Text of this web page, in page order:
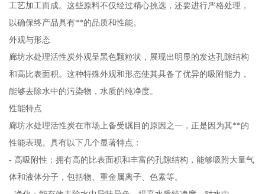
工艺加工而成。这些原料不仅经过精心挑选，还要进行严格处理，
以确保终产品具有**的品质和性能。
外观与形态
廊坊水处理活性炭外观呈黑色颗粒状，展现出明显的发达孔隙结构
和高比表面积。这种特殊外观和形态使其具备了优异的吸附能力，
能够去除水中的污染物，水质的纯净度。
性能特点
廊坊水处理活性炭在市场上备受瞩目的原因之一，正是因为其**的
性能表现。具有以下几个显著特点：
- 高吸附性：拥有高的比表面积和丰富的孔隙结构，能够吸附大量气
体和液体分子，包括物、重金属离子、色素等。